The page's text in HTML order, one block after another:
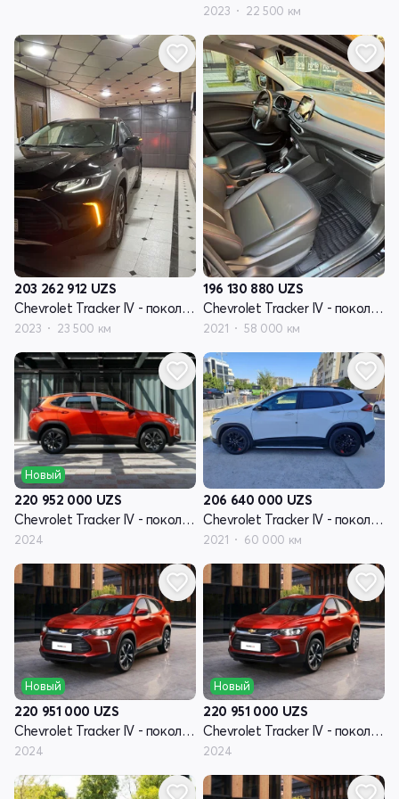
2023 22 500 км
203 262 912 UZS
Chevrolet Tracker IV - поколение
2023 23 500 км
196 130 880 UZS
Chevrolet Tracker IV - поколение
2021 58 000 км
Новый
220 952 000 UZS
Chevrolet Tracker IV - поколение
2024
206 640 000 UZS
Chevrolet Tracker IV - поколение
2021 60 000 км
Новый
220 951 000 UZS
Chevrolet Tracker IV - поколение
2024
Новый
220 951 000 UZS
Chevrolet Tracker IV - поколение
2024